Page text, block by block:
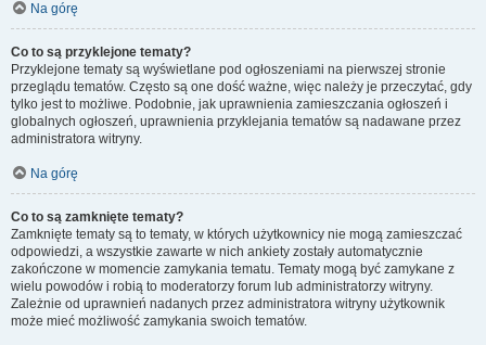
Na górę
Co to są przyklejone tematy?
Przyklejone tematy są wyświetlane pod ogłoszeniami na pierwszej stronie
przeglądu tematów. Często są one dość ważne, więc należy je przeczytać, gdy
tylko jest to możliwe. Podobnie, jak uprawnienia zamieszczania ogłoszeń i
globalnych ogłoszeń, uprawnienia przyklejania tematów są nadawane przez
administratora witryny.
Na górę
Co to są zamknięte tematy?
Zamknięte tematy są to tematy, w których użytkownicy nie mogą zamieszczać
odpowiedzi, a wszystkie zawarte w nich ankiety zostały automatycznie
zakończone w momencie zamykania tematu. Tematy mogą być zamykane z
wielu powodów i robią to moderatorzy forum lub administratorzy witryny.
Zależnie od uprawnień nadanych przez administratora witryny użytkownik
może mieć możliwość zamykania swoich tematów.